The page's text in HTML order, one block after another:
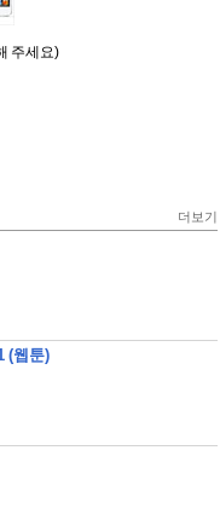
주세요)
더보기
(웹툰)